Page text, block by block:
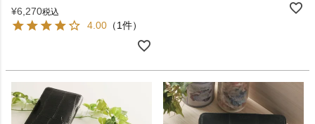
¥6,270税込
4.00 （1件）